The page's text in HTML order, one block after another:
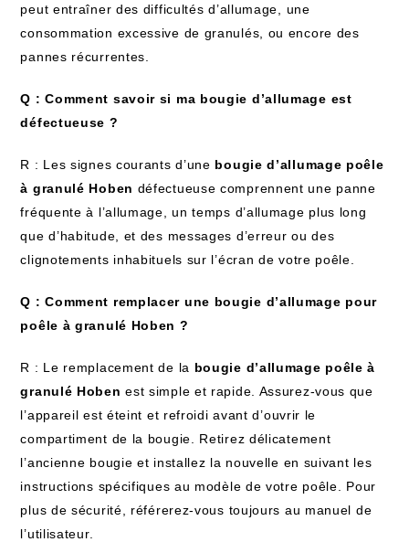
peut entraîner des difficultés d’allumage, une
consommation excessive de granulés, ou encore des
pannes récurrentes.
Q : Comment savoir si ma bougie d’allumage est
défectueuse ?
R : Les signes courants d’une bougie d’allumage poêle
à granulé Hoben défectueuse comprennent une panne
fréquente à l’allumage, un temps d’allumage plus long
que d’habitude, et des messages d’erreur ou des
clignotements inhabituels sur l’écran de votre poêle.
Q : Comment remplacer une bougie d’allumage pour
poêle à granulé Hoben ?
R : Le remplacement de la bougie d’allumage poêle à
granulé Hoben est simple et rapide. Assurez-vous que
l’appareil est éteint et refroidi avant d’ouvrir le
compartiment de la bougie. Retirez délicatement
l’ancienne bougie et installez la nouvelle en suivant les
instructions spécifiques au modèle de votre poêle. Pour
plus de sécurité, référerez-vous toujours au manuel de
l’utilisateur.